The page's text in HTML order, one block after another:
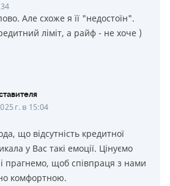
Але схоже я її "недостоїн".
ліміт, а райф - не хоче )
г. в 15:04
що відсутність кредитної
у Вас такі емоції. Цінуємо
і прагнемо, щоб співпраця з нами
комфортною.